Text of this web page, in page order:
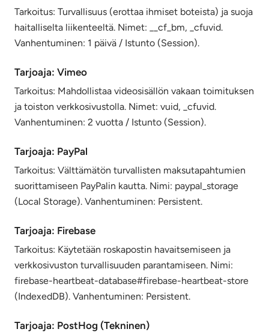
Tarkoitus: Turvallisuus (erottaa ihmiset boteista) ja suoja
haitalliselta liikenteeltä. Nimet: __cf_bm, _cfuvid.
Vanhentuminen: 1 päivä / Istunto (Session).
Tarjoaja: Vimeo
Tarkoitus: Mahdollistaa videosisällön vakaan toimituksen
ja toiston verkkosivustolla. Nimet: vuid, _cfuvid.
Vanhentuminen: 2 vuotta / Istunto (Session).
Tarjoaja: PayPal
Tarkoitus: Välttämätön turvallisten maksutapahtumien
suorittamiseen PayPalin kautta. Nimi: paypal_storage
(Local Storage). Vanhentuminen: Persistent.
Tarjoaja: Firebase
Tarkoitus: Käytetään roskapostin havaitsemiseen ja
verkkosivuston turvallisuuden parantamiseen. Nimi:
firebase-heartbeat-database#firebase-heartbeat-store
(IndexedDB). Vanhentuminen: Persistent.
Tarjoaja: PostHog (Tekninen)